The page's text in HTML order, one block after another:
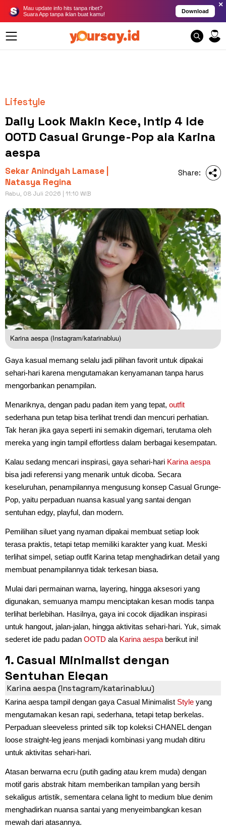
Mau update info hits tanpa ribet?
Suara App tanpa iklan buat kamu!
Download
×
Lifestyle
Daily Look Makin Kece, Intip 4 Ide
OOTD Casual Grunge-Pop ala Karina
aespa
Sekar Anindyah Lamase |
Natasya Regina
Rabu, 08 Juli 2026 | 11:10 WIB
Share:
Karina aespa (Instagram/katarinabluu)
Gaya kasual memang selalu jadi pilihan favorit untuk dipakai
sehari-hari karena mengutamakan kenyamanan tanpa harus
mengorbankan penampilan.
Menariknya, dengan padu padan item yang tepat, outfit
sederhana pun tetap bisa terlihat trendi dan mencuri perhatian.
Tak heran jika gaya seperti ini semakin digemari, terutama oleh
mereka yang ingin tampil effortless dalam berbagai kesempatan.
Kalau sedang mencari inspirasi, gaya sehari-hari Karina aespa
bisa jadi referensi yang menarik untuk dicoba. Secara
keseluruhan, penampilannya mengusung konsep Casual Grunge-
Pop, yaitu perpaduan nuansa kasual yang santai dengan
sentuhan edgy, playful, dan modern.
Pemilihan siluet yang nyaman dipakai membuat setiap look
terasa praktis, tetapi tetap memiliki karakter yang kuat. Meski
terlihat simpel, setiap outfit Karina tetap menghadirkan detail yang
membuat penampilannya tidak terkesan biasa.
Mulai dari permainan warna, layering, hingga aksesori yang
digunakan, semuanya mampu menciptakan kesan modis tanpa
terlihat berlebihan. Hasilnya, gaya ini cocok dijadikan inspirasi
untuk hangout, jalan-jalan, hingga aktivitas sehari-hari. Yuk, simak
sederet ide padu padan OOTD ala Karina aespa berikut ini!
1. Casual Minimalist dengan
Sentuhan Elegan
Karina aespa (Instagram/katarinabluu)
Karina aespa tampil dengan gaya Casual Minimalist Style yang
mengutamakan kesan rapi, sederhana, tetapi tetap berkelas.
Perpaduan sleeveless printed silk top koleksi CHANEL dengan
loose straight-leg jeans menjadi kombinasi yang mudah ditiru
untuk aktivitas sehari-hari.
Atasan berwarna ecru (putih gading atau krem muda) dengan
motif garis abstrak hitam memberikan tampilan yang bersih
sekaligus artistik, sementara celana light to medium blue denim
menghadirkan nuansa santai yang menyeimbangkan kesan
mewah dari atasannya.